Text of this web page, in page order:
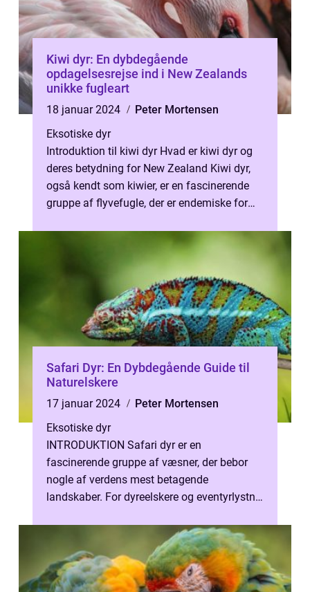
Kiwi dyr: En dybdegående
opdagelsesrejse ind i New Zealands
unikke fugleart
18 januar 2024
Peter Mortensen
Eksotiske dyr
Introduktion til kiwi dyr Hvad er kiwi dyr og
deres betydning for New Zealand Kiwi dyr,
også kendt som kiwier, er en fascinerende
gruppe af flyvefugle, der er endemiske for
Safari Dyr: En Dybdegående Guide til
Naturelskere
17 januar 2024
Peter Mortensen
Eksotiske dyr
INTRODUKTION Safari dyr er en
fascinerende gruppe af væsner, der bebor
nogle af verdens mest betagende
landskaber. For dyreelskere og eventyrlystne